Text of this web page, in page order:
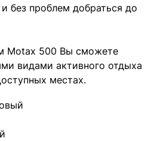
без проблем добраться до
Motax 500 Вы сможете
видами активного отдыха
местах.